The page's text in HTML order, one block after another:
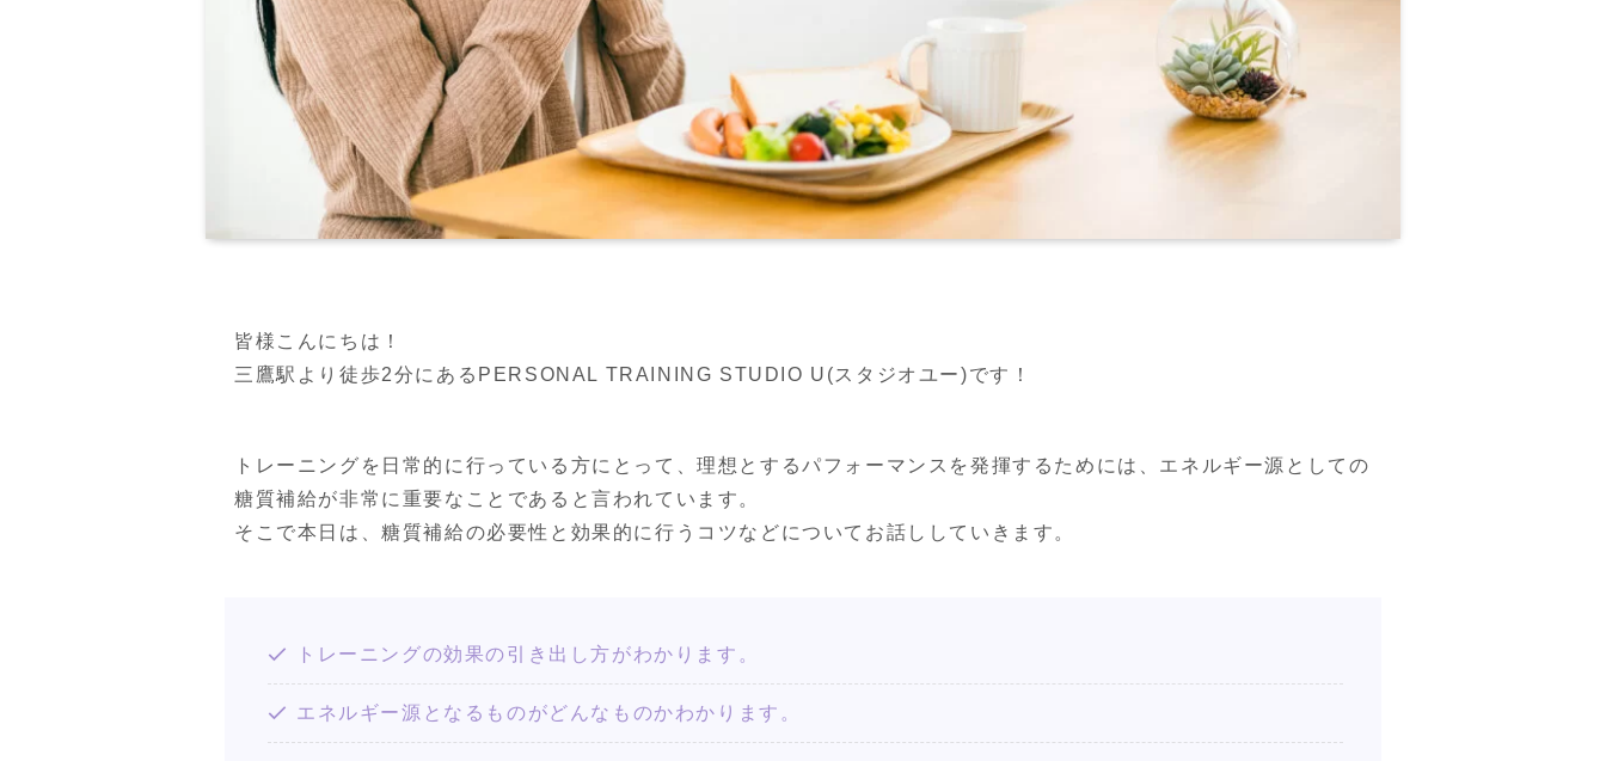
皆様こんにちは！
三鷹駅より徒歩2分にあるPERSONAL TRAINING STUDIO U(スタジオユー)です！
トレーニングを日常的に行っている方にとって、理想とするパフォーマンスを発揮するためには、エネルギー源としての
糖質補給が非常に重要なことであると言われています。
そこで本日は、糖質補給の必要性と効果的に行うコツなどについてお話ししていきます。
トレーニングの効果の引き出し方がわかります。
エネルギー源となるものがどんなものかわかります。